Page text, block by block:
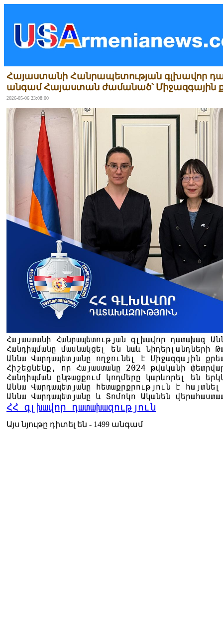
Հայաստանի Հանրապետության գլխավոր
անգամ Հայաստան ժամանած՝
2026-05-06 23:08:00
Հայաստանի Հանրապետության գլխավոր դատախազ
Հանդիպմանը մասնակցել են նաև Նիդերլանդների
Աննա Վարդապետյանը ողջունել է Միջազգային
Հիշեցնենք, որ Հայաստանը 2024 թվականի
Հանդիպման ընթացքում կողմերը կարևորել են
Աննա Վարդապետյանը հետաքրքրություն է
Աննա Վարդապետյանը և Տոմոկո Ականեն
ՀՀ գլխավոր դատախազություն
Այս նյութը դիտել են - 1499 անգամ